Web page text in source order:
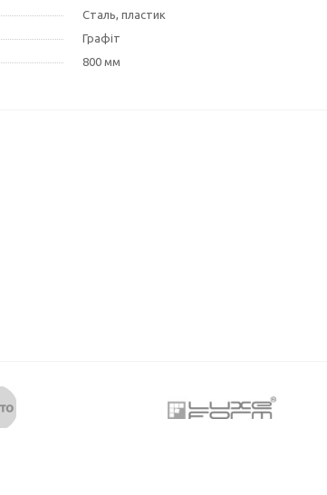
Сталь, пластик
Графіт
800 мм